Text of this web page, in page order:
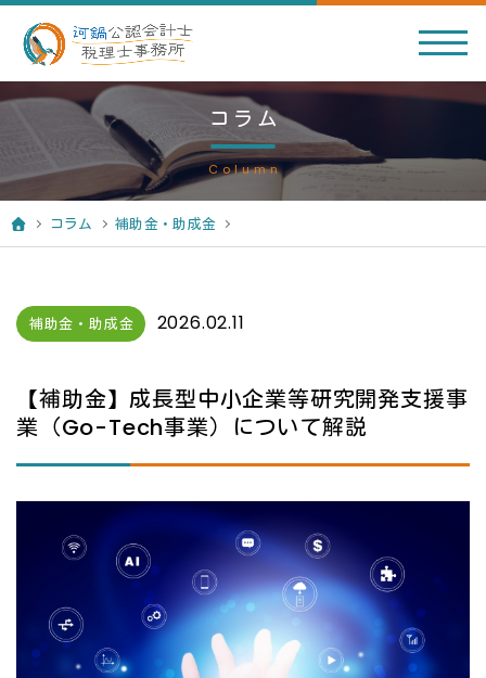
コラム
Column
コラム 補助金・助成金
補助金・助成金 2026.02.11
【補助金】成長型中小企業等研究開発支援事
業（Go-Tech事業）について解説